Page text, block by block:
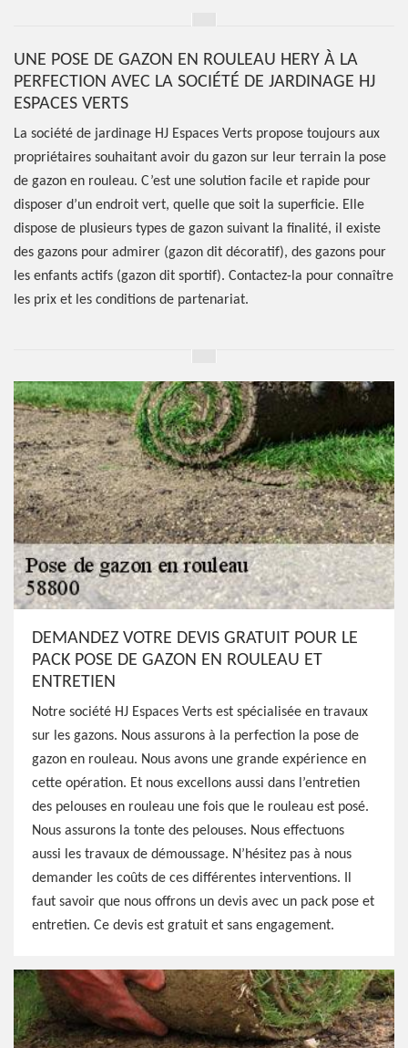
UNE POSE DE GAZON EN ROULEAU HERY À LA
PERFECTION AVEC LA SOCIÉTÉ DE JARDINAGE HJ
ESPACES VERTS
La société de jardinage HJ Espaces Verts propose toujours aux
propriétaires souhaitant avoir du gazon sur leur terrain la pose
de gazon en rouleau. C’est une solution facile et rapide pour
disposer d’un endroit vert, quelle que soit la superficie. Elle
dispose de plusieurs types de gazon suivant la finalité, il existe
des gazons pour admirer (gazon dit décoratif), des gazons pour
les enfants actifs (gazon dit sportif). Contactez-la pour connaître
les prix et les conditions de partenariat.
DEMANDEZ VOTRE DEVIS GRATUIT POUR LE
PACK POSE DE GAZON EN ROULEAU ET
ENTRETIEN
Notre société HJ Espaces Verts est spécialisée en travaux
sur les gazons. Nous assurons à la perfection la pose de
gazon en rouleau. Nous avons une grande expérience en
cette opération. Et nous excellons aussi dans l’entretien
des pelouses en rouleau une fois que le rouleau est posé.
Nous assurons la tonte des pelouses. Nous effectuons
aussi les travaux de démoussage. N’hésitez pas à nous
demander les coûts de ces différentes interventions. Il
faut savoir que nous offrons un devis avec un pack pose et
entretien. Ce devis est gratuit et sans engagement.